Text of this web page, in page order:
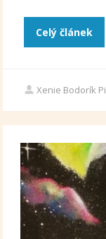
Celý článek
Xenie Bodorík